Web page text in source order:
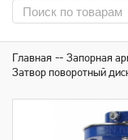
Главная Запорная
Затвор поворотный